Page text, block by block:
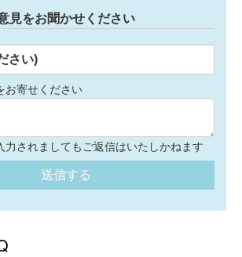
見をお聞かせください
さい)
お寄せください
力されましてもご返信はいたしかねます
送信する